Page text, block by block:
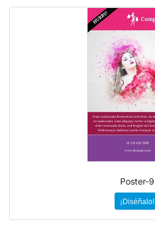
Poster-9
¡Diséñalo!